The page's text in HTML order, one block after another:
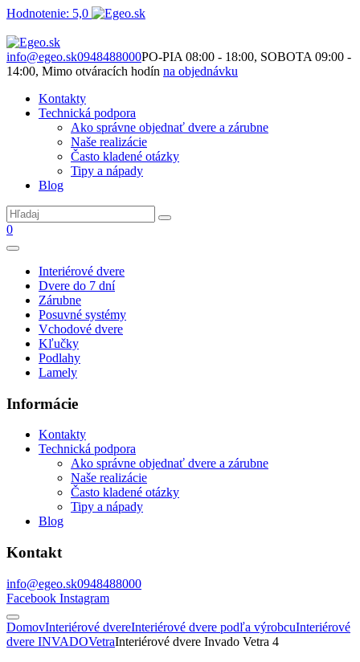
Hodnotenie: 5,0
info@egeo.sk0948488000PO-PIA 08:00 - 18:00, SOBOTA 09:00 -
14:00, Mimo otváracích hodín na objednávku
Kontakty
Technická podpora
Ako správne objednať dvere a zárubne
Naše realizácie
Často kladené otázky
Tipy a nápady
Blog
0
Interiérové dvere
Dvere do 7 dní
Zárubne
Posuvné systémy
Vchodové dvere
Kľučky
Podlahy
Lamely
Informácie
Kontakty
Technická podpora
Ako správne objednať dvere a zárubne
Naše realizácie
Často kladené otázky
Tipy a nápady
Blog
Kontakt
info@egeo.sk0948488000
Facebook Instagram
DomovInteriérové dvereInteriérové dvere podľa výrobcuInteriérové
dvere INVADOVetraInteriérové dvere Invado Vetra 4